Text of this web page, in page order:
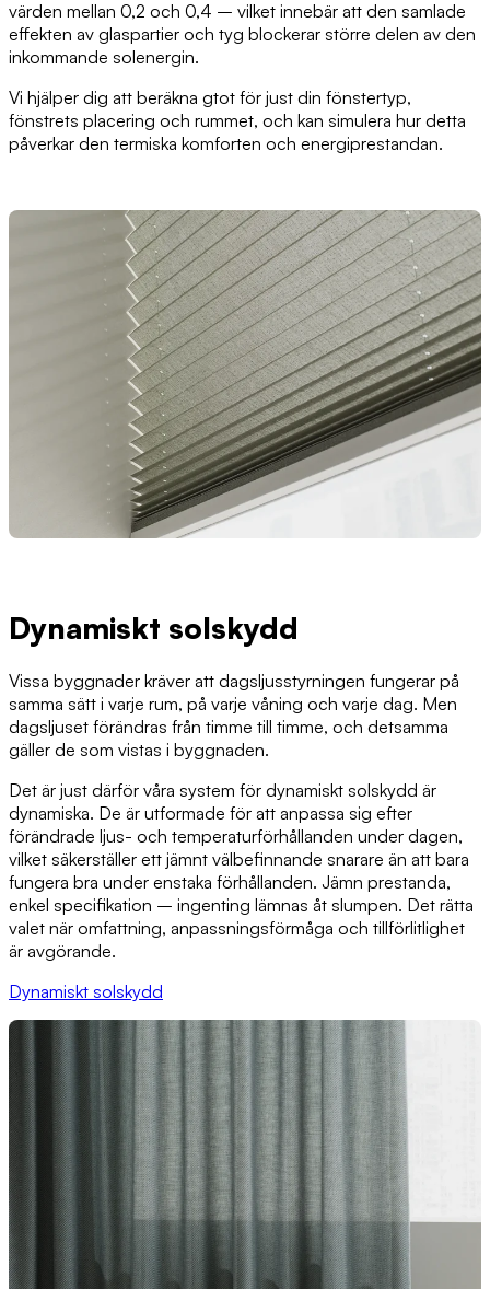
värden mellan 0,2 och 0,4 – vilket innebär att den samlade
effekten av glaspartier och tyg blockerar större delen av den
inkommande solenergin.
Vi hjälper dig att beräkna gtot för just din fönstertyp,
fönstrets placering och rummet, och kan simulera hur detta
påverkar den termiska komforten och energiprestandan.
Dynamiskt solskydd
Vissa byggnader kräver att dagsljusstyrningen fungerar på
samma sätt i varje rum, på varje våning och varje dag. Men
dagsljuset förändras från timme till timme, och detsamma
gäller de som vistas i byggnaden.
Det är just därför våra system för dynamiskt solskydd är
dynamiska. De är utformade för att anpassa sig efter
förändrade ljus- och temperaturförhållanden under dagen,
vilket säkerställer ett jämnt välbefinnande snarare än att bara
fungera bra under enstaka förhållanden. Jämn prestanda,
enkel specifikation – ingenting lämnas åt slumpen. Det rätta
valet när omfattning, anpassningsförmåga och tillförlitlighet
är avgörande.
Dynamiskt solskydd